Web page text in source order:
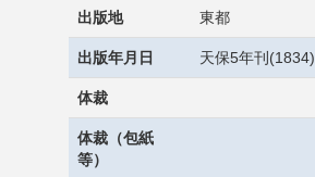
出版地 東都
出版年月日 天保5年刊(1834)
体裁
体裁（包紙
等）